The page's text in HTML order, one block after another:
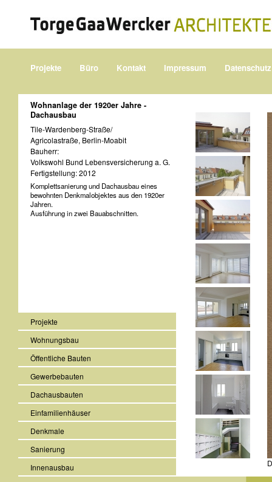
Projekte Büro Kontakt Impressum Datenschutz
Wohnanlage der 1920er Jahre -
Dachausbau
Tile-Wardenberg-Straße/
Agricolastraße, Berlin-Moabit
Bauherr:
Volkswohl Bund Lebensversicherung a. G.
Fertigstellung: 2012
Komplettsanierung und Dachausbau eines
bewohnten Denkmalobjektes aus den 1920er
Jahren.
Ausführung in zwei Bauabschnitten.
Projekte
Wohnungsbau
Öffentliche Bauten
Gewerbebauten
Dachausbauten
Einfamilienhäuser
Denkmale
Sanierung
Innenausbau